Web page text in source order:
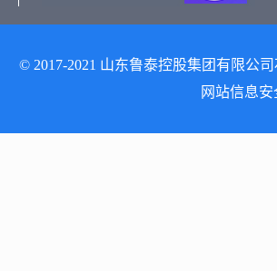
© 2017-2021 山东鲁泰控股集团有限公
网站信息安